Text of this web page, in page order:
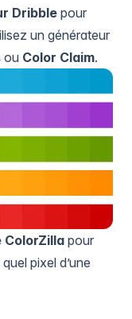
Dribble pour
un générateur
ou Color Claim.
ColorZilla pour
pixel d’une